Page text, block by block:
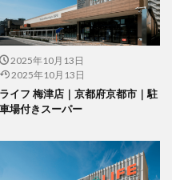
2025年10月13日
2025年10月13日
ライフ 梅津店｜京都府京都市｜駐
車場付きスーパー